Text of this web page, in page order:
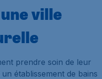
ville
prendre soin de leur
un établissement de bains